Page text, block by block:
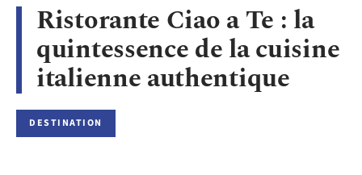
Ristorante Ciao a Te : la
quintessence de la cuisine
italienne authentique
DESTINATION